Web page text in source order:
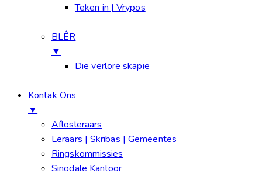
Teken in | Vrypos
BLÊR
▼
Die verlore skapie
Kontak Ons
▼
Aflosleraars
Leraars | Skribas | Gemeentes
Ringskommissies
Sinodale Kantoor